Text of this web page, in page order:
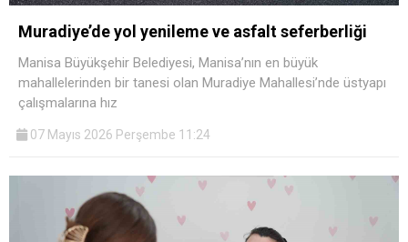
Muradiye’de yol yenileme ve asfalt seferberliği
Manisa Büyükşehir Belediyesi, Manisa’nın en büyük
mahallelerinden bir tanesi olan Muradiye Mahallesi’nde üstyapı
çalışmalarına hız
07 Mayıs 2026 Perşembe 11:24